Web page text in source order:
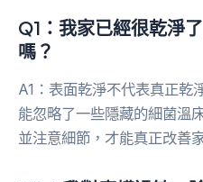
Q1：我家已經很乾淨
嗎？
A1：表面乾淨不代表真正乾
能忽略了一些隱藏的細菌溫
並注意細節，才能真正改善